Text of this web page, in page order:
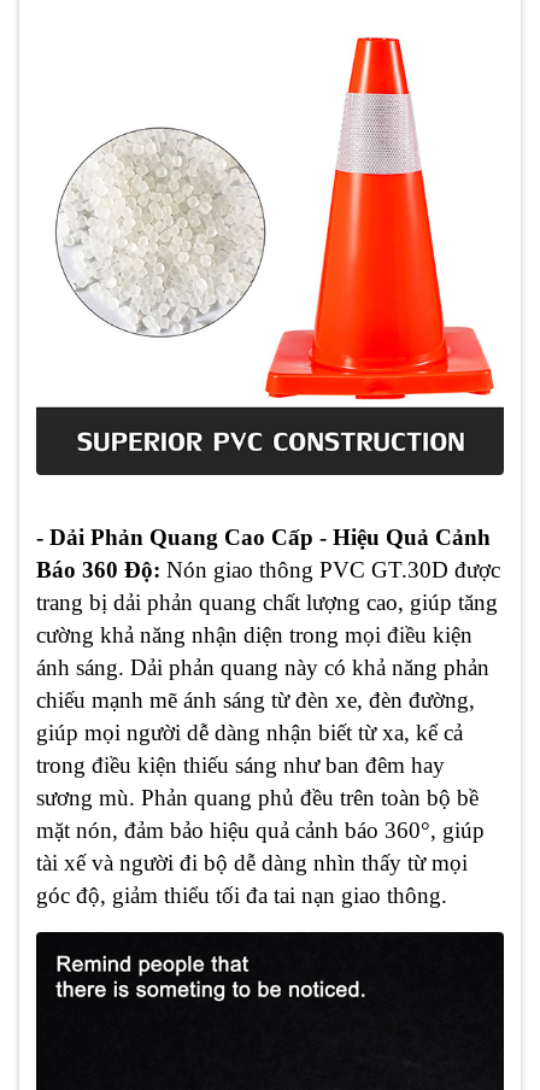
- Dải Phản Quang Cao Cấp - Hiệu Quả Cảnh
Báo 360 Độ: Nón giao thông PVC GT.30D được
trang bị dải phản quang chất lượng cao, giúp tăng
cường khả năng nhận diện trong mọi điều kiện
ánh sáng. Dải phản quang này có khả năng phản
chiếu mạnh mẽ ánh sáng từ đèn xe, đèn đường,
giúp mọi người dễ dàng nhận biết từ xa, kể cả
trong điều kiện thiếu sáng như ban đêm hay
sương mù. Phản quang phủ đều trên toàn bộ bề
mặt nón, đảm bảo hiệu quả cảnh báo 360°, giúp
tài xế và người đi bộ dễ dàng nhìn thấy từ mọi
góc độ, giảm thiểu tối đa tai nạn giao thông.